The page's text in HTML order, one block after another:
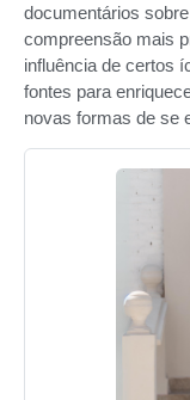
documentários
compreensão mais
influência de certos
fontes para
novas formas de se